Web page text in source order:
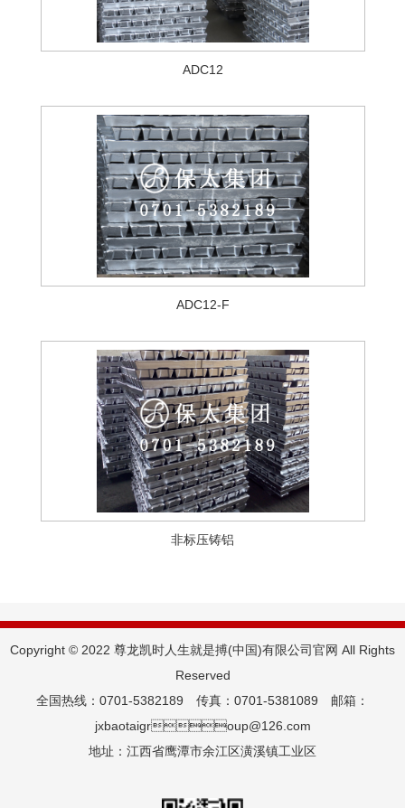
ADC12
ADC12-F
非标压铸铝
Copyright © 2022 尊龙凯时人生就是搏(中国)有限公司官网 All Rights
Reserved
全国热线：0701-5382189 传真：0701-5381089 邮箱：
jxbaotaigroup@126.com
地址：江西省鹰潭市余江区潢溪镇工业区